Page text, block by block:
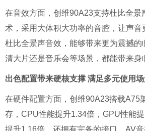
在音效方面，创维90A23支持杜比全景
术，采用大体积大功率的音腔，让声音
杜比全景声音效，能够带来更为震撼的
清大片还是音乐会等场景，都能带来身
出色配置带来硬核支撑 满足多元使用
在硬件配置方面，创维90A23搭载A75
存，CPU性能提升1.34倍，GPU性能
提升1.16倍。还拥有完备的接口，AV